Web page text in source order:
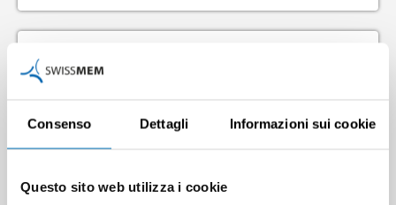
Consenso Dettagli Informazioni sui cookie
Questo sito web utilizza i cookie